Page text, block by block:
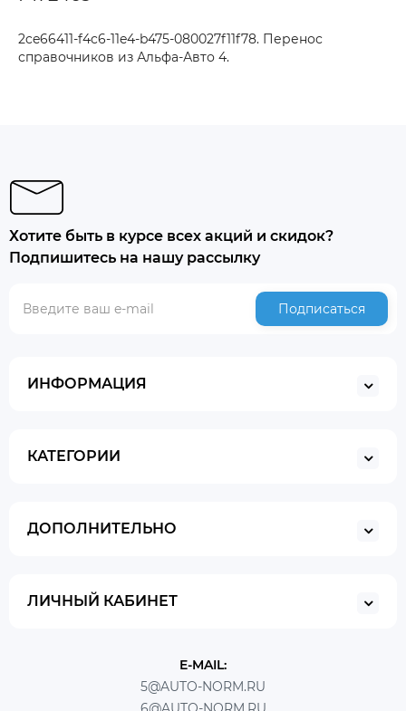
2ce66411-f4c6-11e4-b475-080027f11f78. Перенос
справочников из Альфа-Авто 4.
Хотите быть в курсе всех акций и скидок?
Подпишитесь на нашу рассылку
Подписаться
ИНФОРМАЦИЯ
КАТЕГОРИИ
ДОПОЛНИТЕЛЬНО
ЛИЧНЫЙ КАБИНЕТ
E-MAIL:
5@AUTO-NORM.RU